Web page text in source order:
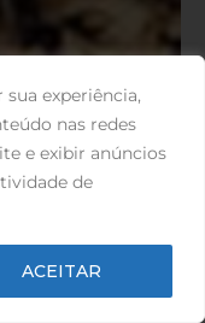
experiência,
nas redes
e exibir anúncios
de
ACEITAR